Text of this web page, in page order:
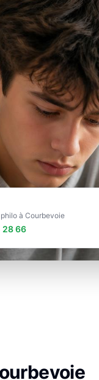
à Courbevoie
28 66